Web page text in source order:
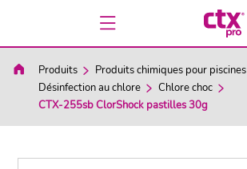
Produits
Produits chimiques pour piscines
Désinfection au chlore
Chlore choc
CTX-255sb ClorShock pastilles 30g